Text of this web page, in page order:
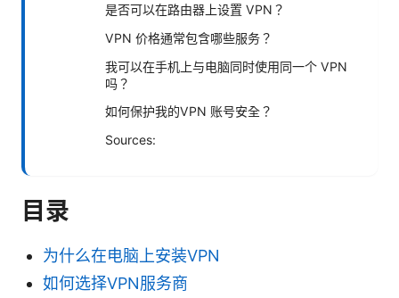
是否可以在路由器上设置 VPN？
VPN 价格通常包含哪些服务？
我可以在手机上与电脑同时使用同一个 VPN
吗？
如何保护我的VPN 账号安全？
Sources:
目录
为什么在电脑上安装VPN
如何选择VPN服务商